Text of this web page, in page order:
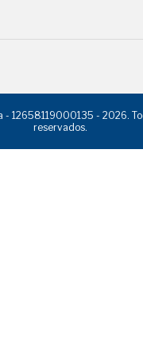
- 12658119000135 - 2026.
reservados.